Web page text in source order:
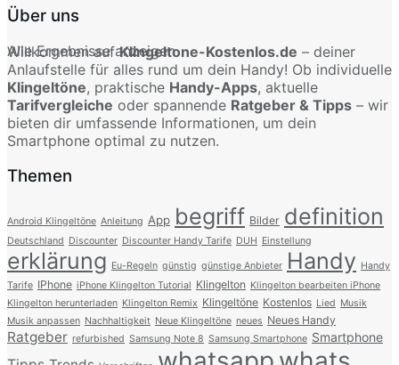
Alle Ergebnisse anzeigen
Über uns
Willkommen aufKlingeltone-Kostenlos.de – deiner
Anlaufstelle für alles rund um dein Handy! Ob individuelle
Klingeltöne, praktische Handy-Apps, aktuelle
Tarifvergleiche oder spannende Ratgeber & Tipps – wir
bieten dir umfassende Informationen, um dein
Smartphone optimal zu nutzen.
Themen
Android Klingeltöne Anleitung App begriff Bilder definition
Deutschland Discounter Discounter Handy Tarife DUH Einstellung
erklärung Eu-Regeln günstig günstige Anbieter Handy Handy
Tarife IPhone iPhone Klingelton Tutorial Klingelton Klingelton bearbeiten iPhone
Klingelton herunterladen Klingelton Remix Klingeltöne Kostenlos Lied Musik
Musik anpassen Nachhaltigkeit Neue Klingeltöne neues Neues Handy
Ratgeber refurbished Samsung Note 8 Samsung Smartphone Smartphone